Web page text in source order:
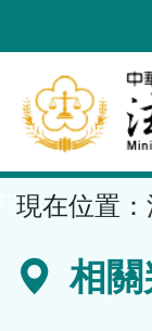
到
要
內
容
區
現在位置：
相關